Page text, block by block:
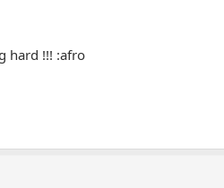
hard !!! :afro